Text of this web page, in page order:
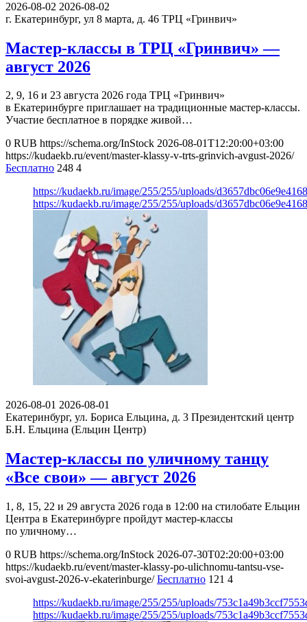
2026-08-02 2026-08-02
г. Екатеринбург, ул 8 марта, д. 46 ТРЦ «Гринвич»
Мастер-классы в ТРЦ «Гринвич» —
август 2026
2, 9, 16 и 23 августа 2026 года ТРЦ «Гринвич»
в Екатеринбурге приглашает на традиционные мастер-классы.
Участие бесплатное в порядке живой…
0 RUB https://schema.org/InStock 2026-08-01T12:20:00+03:00
https://kudaekb.ru/event/master-klassy-v-trts-grinvich-avgust-2026/
Бесплатно 248 4
https://kudaekb.ru/image/255/255/uploads/
https://kudaekb.ru/image/255/255/uploads/
2026-08-01 2026-08-01
Екатеринбург, ул. Бориса Ельцина, д. 3 Президентский центр
Б.Н. Ельцина (Ельцин Центр)
Мастер-классы по уличному танцу
«Все свои» — август 2026
1, 8, 15, 22 и 29 августа 2026 года в 12:00 на стилобате Ельцин
Центра в Екатеринбурге пройдут мастер-классы
по уличному…
0 RUB https://schema.org/InStock 2026-07-30T02:20:00+03:00
https://kudaekb.ru/event/master-klassy-po-ulichnomu-tantsu-vse-
svoi-avgust-2026-v-ekaterinburge/ Бесплатно 121 4
https://kudaekb.ru/image/255/255/uploads/
https://kudaekb.ru/image/255/255/uploads/